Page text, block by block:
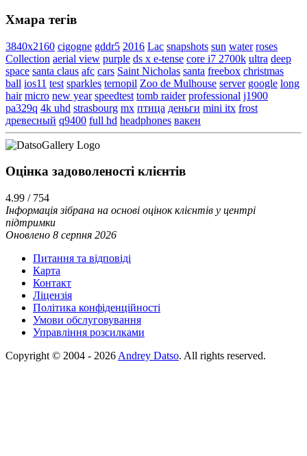
Хмара тегів
3840x2160 cigogne gddr5 2016 Lac snapshots sun water roses
Collection aerial view purple ds x e-tense core i7 2700k ultra deep
space santa claus afc cars Saint Nicholas santa freebox christmas
ball ios11 test sparkles ternopil Zoo de Mulhouse server google long
hair micro new year speedtest tomb raider professional j1900
pa329q 4k uhd strasbourg mx птица деньги mini itx frost
древесный q9400 full hd headphones вакен
Оцінка задоволеності клієнтiв
4.99 / 754
Інформація зібрана на основі оцінок клієнтів у центрі
підтримки
Оновлено 8 серпня 2026
Питання та відповіді
Карта
Контакт
Ліцензія
Політика конфіденційності
Умови обслуговування
Управління розсилками
Copyright © 2004 - 2026 Andrey Datso. All rights reserved.